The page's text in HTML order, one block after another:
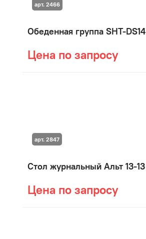
Обеденная группа SHT-DS14
Цена по запросу
арт. 2466
Стол журнальный Альт 13-13
Цена по запросу
арт. 2847